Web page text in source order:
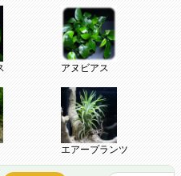
アヌビアス
エアープランツ